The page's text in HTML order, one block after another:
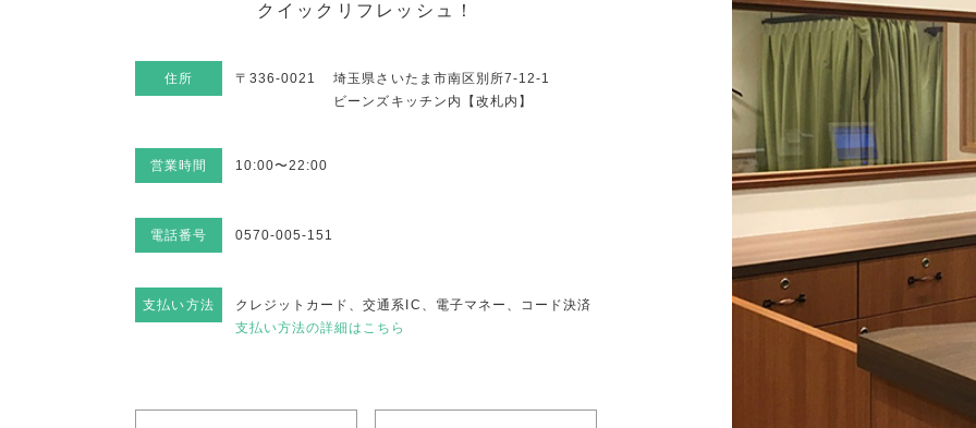
クイックリフレッシュ！
住所 〒336-0021
埼玉県さいたま市南区別所7-12-1
ビーンズキッチン内【改札内】
営業時間 10:00〜22:00
電話番号 0570-005-151
支払い方法
クレジットカード、交通系IC、電子マネー、コード決済
支払い方法の詳細はこちら